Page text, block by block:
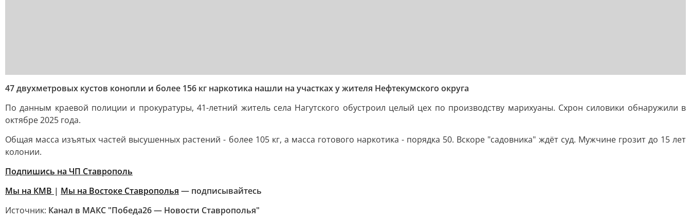
47 двухметровых кустов конопли и более 156 кг наркотика нашли на участках у жителя Нефтекумского округа
По данным краевой полиции и прокуратуры, 41-летний житель села Нагутского обустроил целый цех по производству марихуаны. Схрон силовики обнаружили в
октябре 2025 года.
Общая масса изъятых частей высушенных растений - более 105 кг, а масса готового наркотика - порядка 50. Вскоре "садовника" ждёт суд. Мужчине грозит до 15 лет
колонии.
Подпишись на ЧП Ставрополь
Мы на КМВ | Мы на Востоке Ставрополья — подписывайтесь
Источник: Канал в МАКС "Победа26 — Новости Ставрополья"